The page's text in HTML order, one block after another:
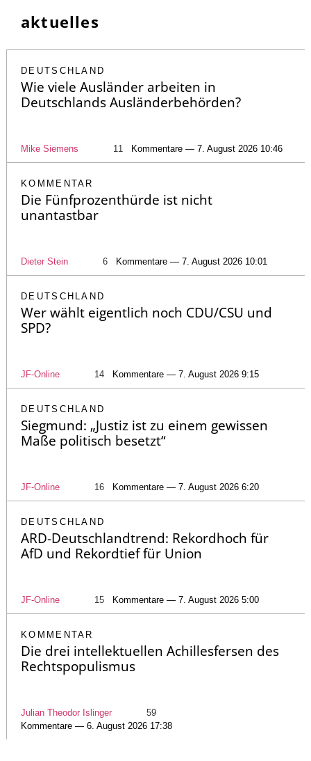
aktuelles
DEUTSCHLAND
Wie viele Ausländer arbeiten in
Deutschlands Ausländerbehörden?
Mike Siemens 11 Kommentare — 7. August 2026 10:46
KOMMENTAR
Die Fünfprozenthürde ist nicht
unantastbar
Dieter Stein 6 Kommentare — 7. August 2026 10:01
DEUTSCHLAND
Wer wählt eigentlich noch CDU/CSU und
SPD?
JF-Online 14 Kommentare — 7. August 2026 9:15
DEUTSCHLAND
Siegmund: „Justiz ist zu einem gewissen
Maße politisch besetzt“
JF-Online 16 Kommentare — 7. August 2026 6:20
DEUTSCHLAND
ARD-Deutschlandtrend: Rekordhoch für
AfD und Rekordtief für Union
JF-Online 15 Kommentare — 7. August 2026 5:00
KOMMENTAR
Die drei intellektuellen Achillesfersen des
Rechtspopulismus
Julian Theodor Islinger
59
Kommentare — 6. August 2026 17:38